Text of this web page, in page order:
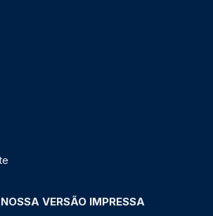
VERSÃO IMPRESSA